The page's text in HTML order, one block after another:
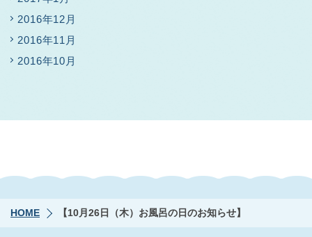
2016年12月
2016年11月
2016年10月
HOME 【10月26日（木）お風呂の日のお知らせ】